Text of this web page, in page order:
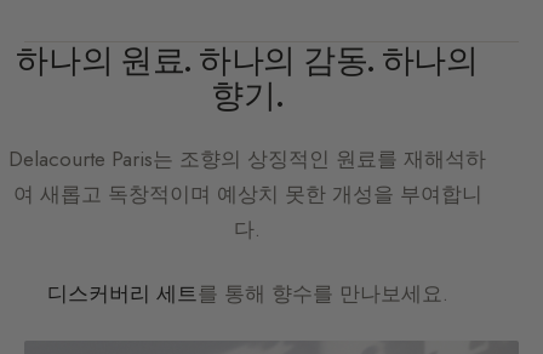
하나의 원료. 하나의 감동. 하나의
향기.
Delacourte Paris는 조향의 상징적인 원료를 재해석하
여 새롭고 독창적이며 예상치 못한 개성을 부여합니
다.
디스커버리 세트를 통해 향수를 만나보세요.